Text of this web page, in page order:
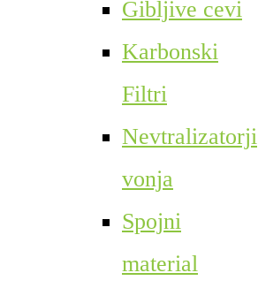
Gibljive cevi
Karbonski
Filtri
Nevtralizatorji
vonja
Spojni
material